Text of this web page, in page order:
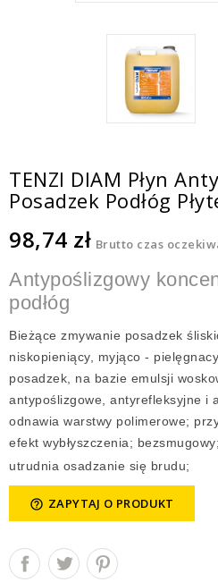
TENZI DIAM Płyn
Posadzek Podłóg
98,74 zł Brutto czas
Antypoślizgowy
podłóg
Bieżące zmywanie posadzek
niskopieniący, myjąco -
posadzek, na bazie emulsji
antypoślizgowe, antyrefleksyjne i
odnawia warstwy polimerowe;
efekt wybłyszczenia;
utrudnia osadzanie się brudu;
help_outline ZAPYTAJ O PRODUKT